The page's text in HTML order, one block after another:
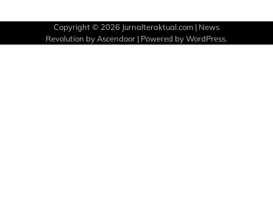
Copyright © 2026 Jurnalteraktual.com | News
Revolution byAscendoor | Powered byWordPress.